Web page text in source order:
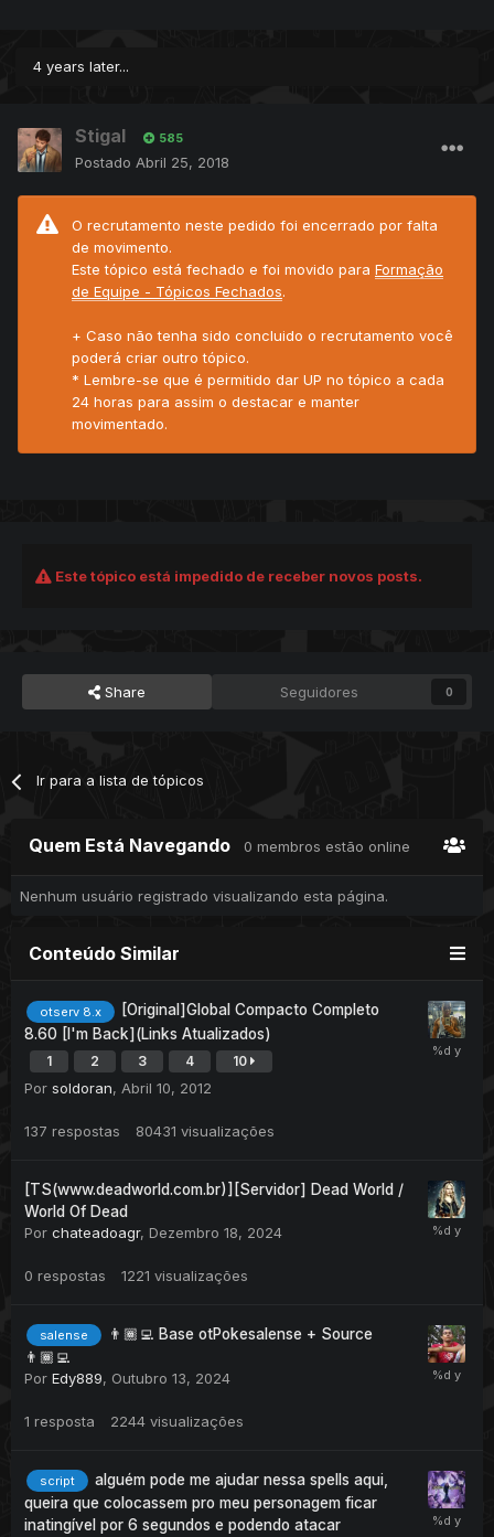
4 years later...
Stigal 585
Postado Abril 25, 2018
O recrutamento neste pedido foi encerrado por falta
de movimento.
Este tópico está fechado e foi movido para Formação
de Equipe - Tópicos Fechados.
+ Caso não tenha sido concluido o recrutamento você
poderá criar outro tópico.
* Lembre-se que é permitido dar UP no tópico a cada
24 horas para assim o destacar e manter
movimentado.
Este tópico está impedido de receber novos posts.
Share Seguidores 0
Ir para a lista de tópicos
Quem Está Navegando 0 membros estão online
Nenhum usuário registrado visualizando esta página.
Conteúdo Similar
otserv 8.x
[Original]Global Compacto Completo
8.60 [I'm Back](Links Atualizados)
1 2 3 4 10
Por soldoran, Abril 10, 2012
137 respostas 80431 visualizações
[TS(www.deadworld.com.br)][Servidor] Dead World /
World Of Dead
Por chateadoagr, Dezembro 18, 2024
0 respostas 1221 visualizações
salense
👨🏾‍💻 Base otPokesalense + Source
👨🏾‍💻
Por Edy889, Outubro 13, 2024
1 resposta 2244 visualizações
script
alguém pode me ajudar nessa spells aqui,
queira que colocassem pro meu personagem ficar
inatingível por 6 segundos e podendo atacar